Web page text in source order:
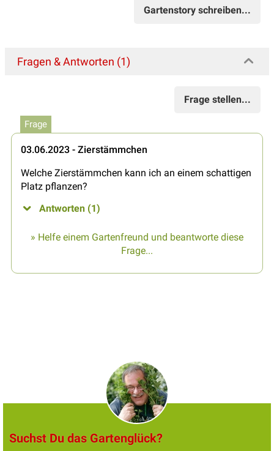
Gartenstory schreiben...
Fragen & Antworten (1)
Frage stellen...
Frage
03.06.2023 - Zierstämmchen
Welche Zierstämmchen kann ich an einem schattigen
Platz pflanzen?
Antworten (1)
» Helfe einem Gartenfreund und beantworte diese
Frage...
Suchst Du das Gartenglück?